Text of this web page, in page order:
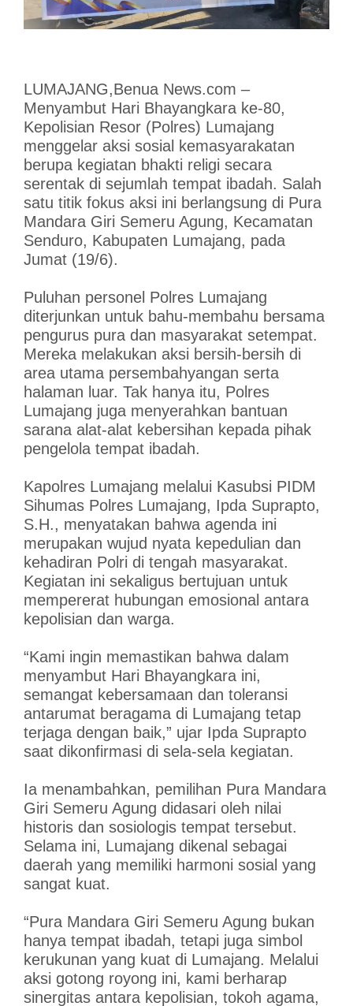
LUMAJANG,Benua News.com –
Menyambut Hari Bhayangkara ke-80,
Kepolisian Resor (Polres) Lumajang
menggelar aksi sosial kemasyarakatan
berupa kegiatan bhakti religi secara
serentak di sejumlah tempat ibadah. Salah
satu titik fokus aksi ini berlangsung di Pura
Mandara Giri Semeru Agung, Kecamatan
Senduro, Kabupaten Lumajang, pada
Jumat (19/6).
Puluhan personel Polres Lumajang
diterjunkan untuk bahu-membahu bersama
pengurus pura dan masyarakat setempat.
Mereka melakukan aksi bersih-bersih di
area utama persembahyangan serta
halaman luar. Tak hanya itu, Polres
Lumajang juga menyerahkan bantuan
sarana alat-alat kebersihan kepada pihak
pengelola tempat ibadah.
Kapolres Lumajang melalui Kasubsi PIDM
Sihumas Polres Lumajang, Ipda Suprapto,
S.H., menyatakan bahwa agenda ini
merupakan wujud nyata kepedulian dan
kehadiran Polri di tengah masyarakat.
Kegiatan ini sekaligus bertujuan untuk
mempererat hubungan emosional antara
kepolisian dan warga.
“Kami ingin memastikan bahwa dalam
menyambut Hari Bhayangkara ini,
semangat kebersamaan dan toleransi
antarumat beragama di Lumajang tetap
terjaga dengan baik,” ujar Ipda Suprapto
saat dikonfirmasi di sela-sela kegiatan.
Ia menambahkan, pemilihan Pura Mandara
Giri Semeru Agung didasari oleh nilai
historis dan sosiologis tempat tersebut.
Selama ini, Lumajang dikenal sebagai
daerah yang memiliki harmoni sosial yang
sangat kuat.
“Pura Mandara Giri Semeru Agung bukan
hanya tempat ibadah, tetapi juga simbol
kerukunan yang kuat di Lumajang. Melalui
aksi gotong royong ini, kami berharap
sinergitas antara kepolisian, tokoh agama,